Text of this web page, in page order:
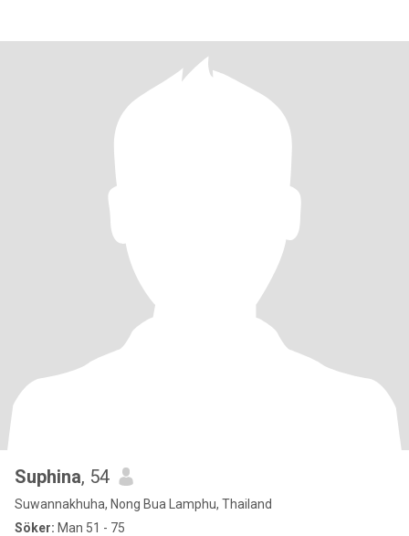
Suphina, 54
Suwannakhuha, Nong Bua Lamphu, Thailand
Söker: Man 51 - 75